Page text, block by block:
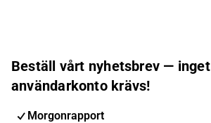
Beställ vårt nyhetsbrev — inget
användarkonto krävs!
Morgonrapport